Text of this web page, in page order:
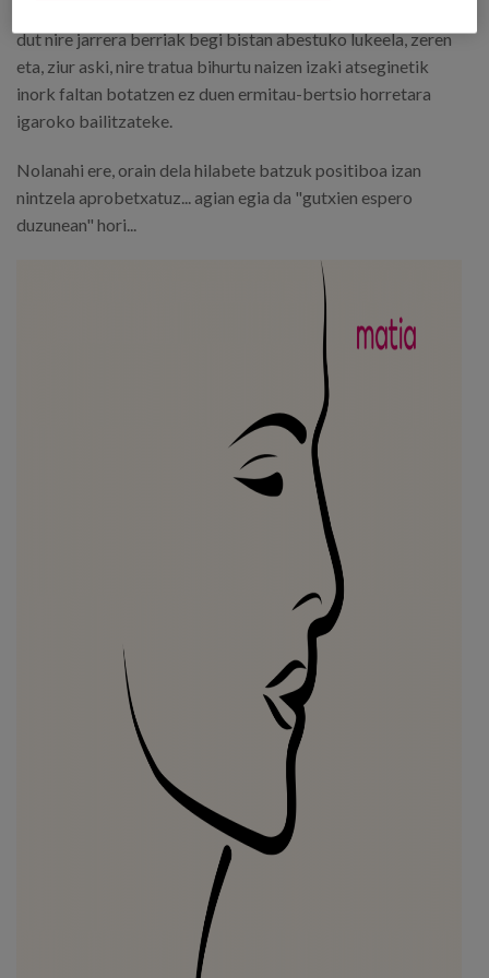
dut nire jarrera berriak begi bistan abestuko lukeela, zeren
eta, ziur aski, nire tratua bihurtu naizen izaki atseginetik
inork faltan botatzen ez duen ermitau-bertsio horretara
igaroko bailitzateke.
Nolanahi ere, orain dela hilabete batzuk positiboa izan
nintzela aprobetxatuz... agian egia da "gutxien espero
duzunean" hori...